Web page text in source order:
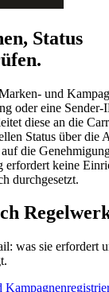
Status
und
oder eine
diese an die
Status über die
die
erfordert keine
durchgesetzt.
was sie erfordert